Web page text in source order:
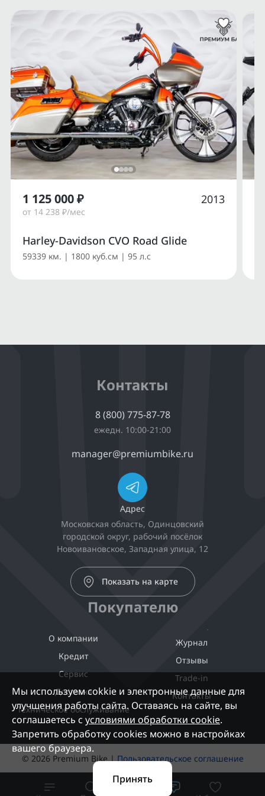
Harley-Davidson CVO Road Glide
59339 км. | 1800 куб.см | 95 л.с
1 125 000 ₽
от 14 238 ₽/мес
2013
Контакты
8 (800) 775-87-78
ежедн. 10:00-21:00
manager@premiumbike.ru
Адрес
Московская область, Одинцовский
городской округ, рабочий посёлок
Новоивановское, Западная улица, 12
Показать на карте
Покупателю
О компании
Кредит
Сервис
Доставка
Техническое обслуживание
Журнал
Отзывы
Trade-in
Контакты
© 2026 Premium Bike |Пользовательское соглашение
Мы используем cokkie и электронные данные для
улучшения работы сайта. Оставаясь на сайте, вы
соглашаетесь с условиями обработки cookie.
Запретить обработку cookies можно в настройках
вашего браузера.
Принять